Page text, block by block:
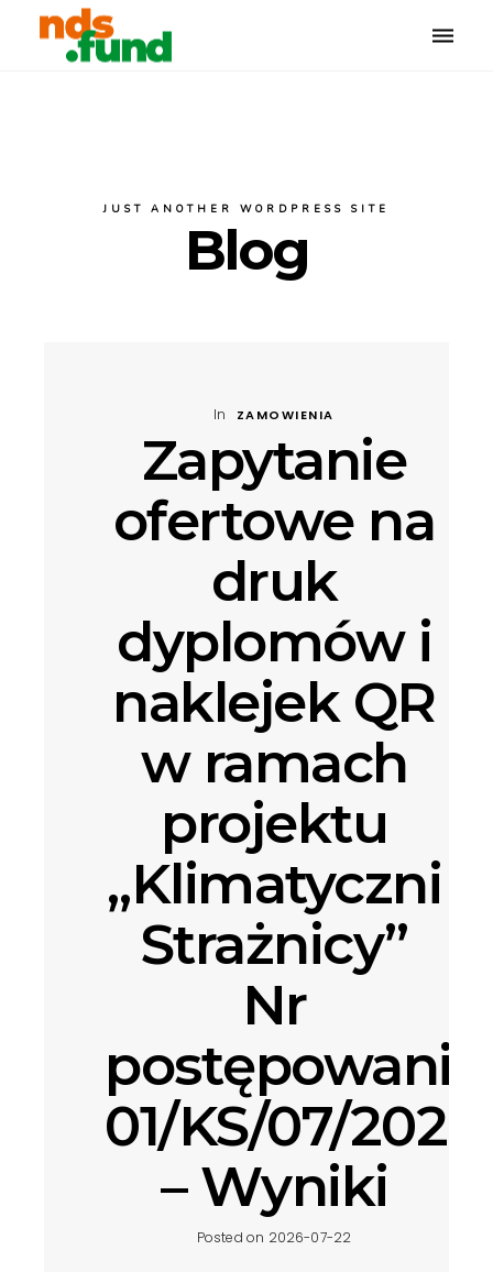
Toggle
JUST ANOTHER WORDPRESS SITE
Blog
In ZAMOWIENIA
Zapytanie
ofertowe na
druk
dyplomów i
naklejek QR
w ramach
projektu
„Klimatyczni
Strażnicy”
Nr
01/KS/07/2026
– Wyniki
Posted on 2026-07-22